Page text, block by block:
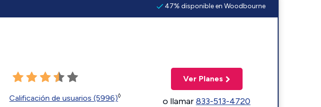
47% disponible en Woodbourne
Calificación de usuarios (5996)◊
Ver Planes
o llamar833-513-4720